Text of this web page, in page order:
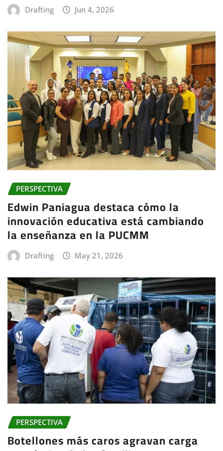
Drafting Jun 4, 2026
PERSPECTIVA
Edwin Paniagua destaca cómo la
innovación educativa está cambiando
la enseñanza en la PUCMM
Drafting May 21, 2026
PERSPECTIVA
Botellones más caros agravan carga